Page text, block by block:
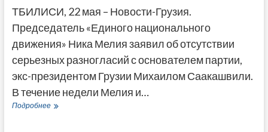
ТБИЛИСИ, 22 мая – Новости-Грузия.
Председатель «Единого национального
движения» Ника Мелия заявил об отсутствии
серьезных разногласий с основателем партии,
экс-президентом Грузии Михаилом Саакашвили.
В течение недели Мелия и…
ПодробнееПосле